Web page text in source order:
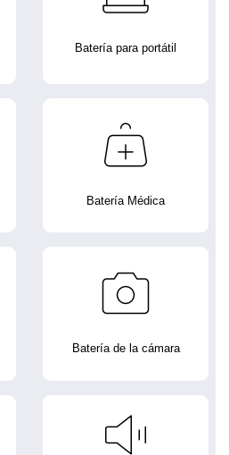
Batería para portátil
Batería Médica
Batería de la cámara